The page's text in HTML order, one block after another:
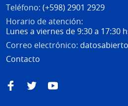
Teléfono: (+598) 2901 2929
Horario de atención:
Lunes a viernes de 9:30 a 17:30
Correo electrónico:
Contacto
FacebookTwitterYouTube